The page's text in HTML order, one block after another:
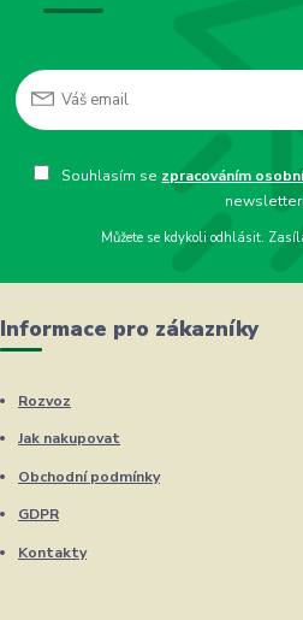
Souhlasím se zpracováním
Můžete se kdykoli odhlásit.
Informace pro zákazníky
Rozvoz
Jak nakupovat
Obchodní podmínky
GDPR
Kontakty